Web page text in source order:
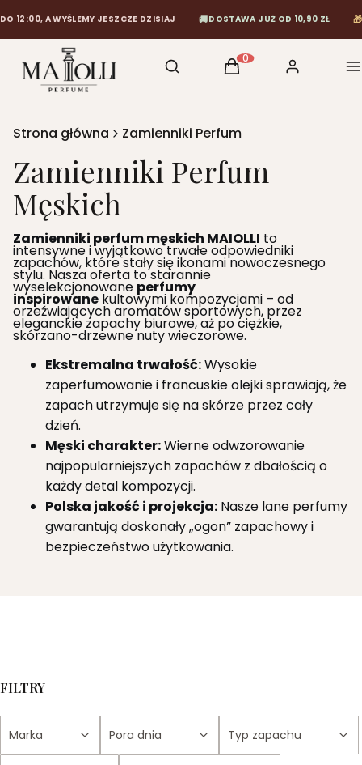
A WYŚLEMY JESZCZE DZISIAJ DOSTAWA JUŻ OD 10,90 ZŁ
Otwórz wyszukiwarkę
Szukaj Produkty w koszyku:
Koszyk Zaloguj się
Strona główna Zamienniki Perfum
Zamienniki Perfum
Męskich
Zamienniki perfum męskich MAIOLLI to
intensywne i wyjątkowo trwałe odpowiedniki
zapachów, które stały się ikonami nowoczesnego
stylu. Nasza oferta to starannie
wyselekcjonowane perfumy
inspirowane kultowymi kompozycjami – od
orzeźwiających aromatów sportowych, przez
eleganckie zapachy biurowe, aż po ciężkie,
skórzano-drzewne nuty wieczorowe.
Ekstremalna trwałość:Wysokie
zaperfumowanie i francuskie olejki sprawiają, że
zapach utrzymuje się na skórze przez cały
dzień.
Męski charakter:Wierne odwzorowanie
najpopularniejszych zapachów z dbałością o
każdy detal kompozycji.
Polska jakość i projekcja: Nasze lane perfumy
gwarantują doskonały „ogon” zapachowy i
bezpieczeństwo użytkowania.
FILTRY
Marka Pora dnia Typ zapachu